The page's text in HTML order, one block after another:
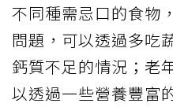
不同種需忌口的食物
問題，可以透過多吃
鈣質不足的情況；老
以透過一些營養豐富